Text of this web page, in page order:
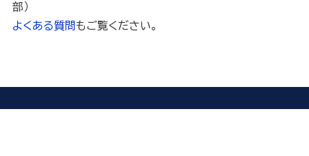
部）
よくある質問 もご覧ください。